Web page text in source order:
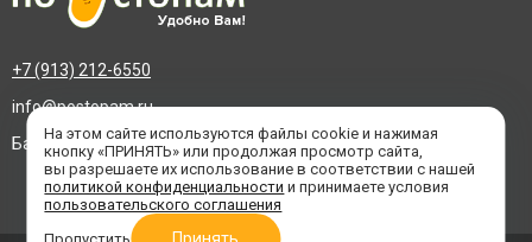
+7 (913) 212-6550
info@postopam.ru
Барнаул, пр. Социалистический 109, оф.455
На этом сайте используются файлы cookie и нажимая
кнопку «ПРИНЯТЬ» или продолжая просмотр сайта,
вы разрешаете их использование в соответствии с нашей
политикой конфиденциальности и принимаете условия
пользовательского соглашения
Пропустить